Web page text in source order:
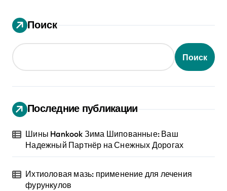
Поиск
Поиск
Последние публикации
Шины Hankook Зима Шипованные: Ваш
Надежный Партнёр на Снежных Дорогах
Ихтиоловая мазь: применение для лечения
фурункулов